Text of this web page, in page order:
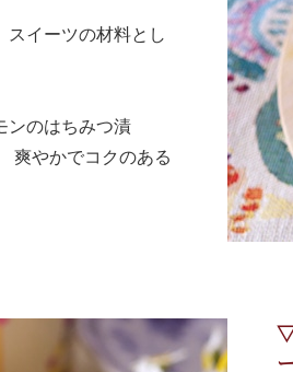
スイーツの材料とし
ンのはちみつ漬
爽やかでコクのある
▽